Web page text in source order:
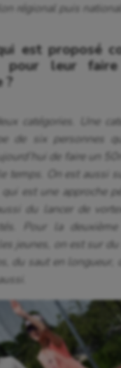
régional puis national.
est proposé
pour leur
?
catégories. Une
de six personnes
de faire un
temps. On est aussi
qui est une approche
du lancer de
Pour la
les jeunes, on est sur
du saut en longueur,